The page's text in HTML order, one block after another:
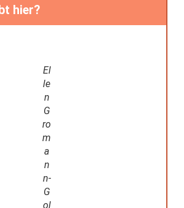
hier?
El
le
n
G
ro
m
a
n
n-
G
ol